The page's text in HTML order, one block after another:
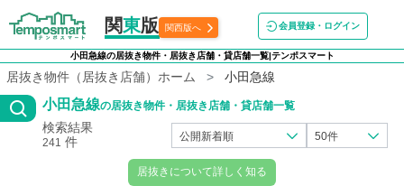
関東版 関西版へ 会員登録・ログイン
小田急線の居抜き物件・居抜き店舗・貸店舗一覧|テンポスマート
居抜き物件（居抜き店舗）ホーム 小田急線
小田急線の居抜き物件・居抜き店舗・貸店舗一覧
検索結果
241 件 公開新着順 50件
居抜きについて詳しく知る